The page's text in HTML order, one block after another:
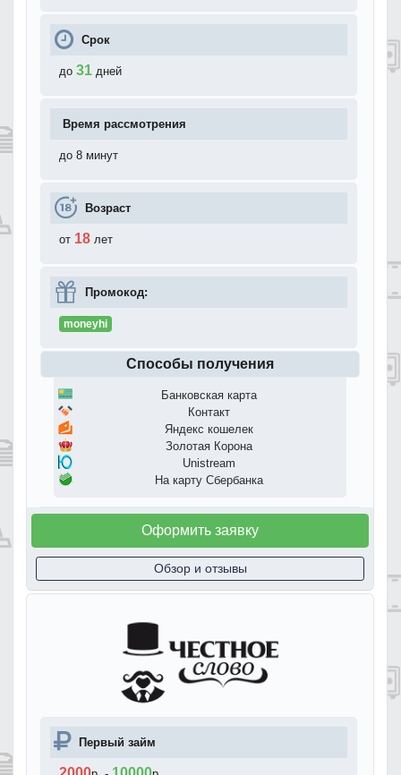
Срок
до 31 дней
Время рассмотрения
до 8 минут
Возраст
от 18 лет
Промокод:
moneyhi
Способы получения
Банковская карта
Контакт
Яндекс кошелек
Золотая Корона
Unistream
На карту Сбербанка
Оформить заявку
Обзор и отзывы
Первый займ